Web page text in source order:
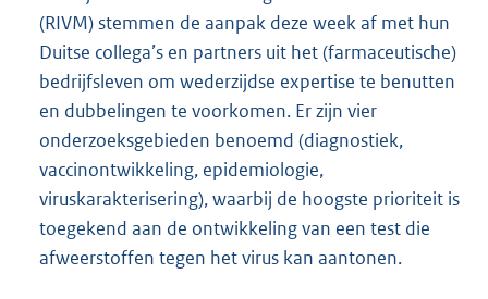
(RIVM) stemmen de aanpak deze week af met hun
Duitse collega’s en partners uit het (farmaceutische)
bedrijfsleven om wederzijdse expertise te benutten
en dubbelingen te voorkomen. Er zijn vier
onderzoeksgebieden benoemd (diagnostiek,
vaccinontwikkeling, epidemiologie,
viruskarakterisering), waarbij de hoogste prioriteit is
toegekend aan de ontwikkeling van een test die
afweerstoffen tegen het virus kan aantonen.